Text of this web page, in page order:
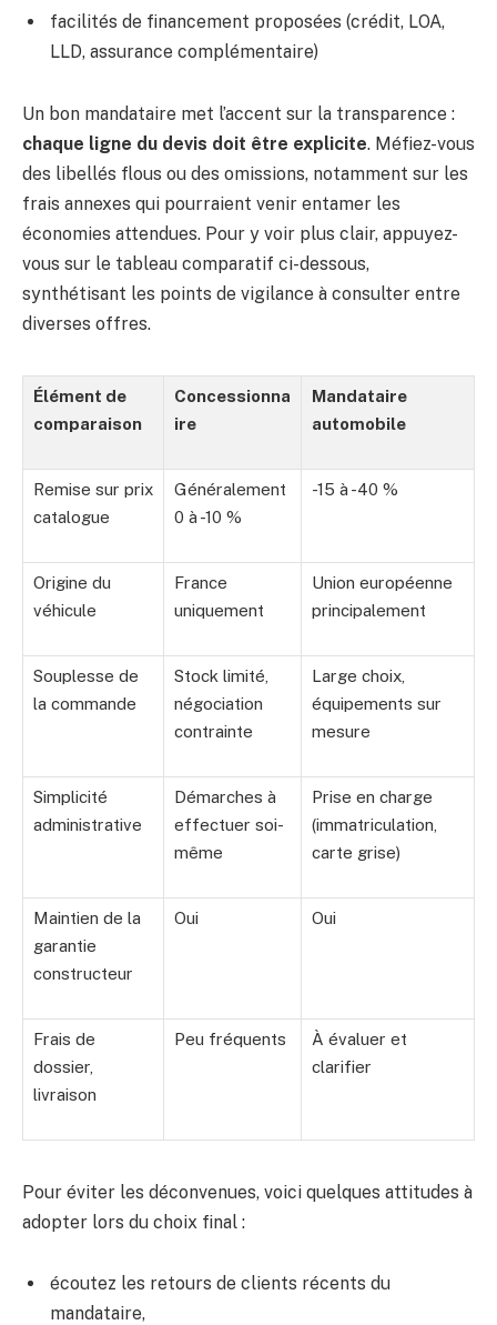
facilités de financement proposées (crédit, LOA,
LLD, assurance complémentaire)
Un bon mandataire met l’accent sur la transparence :
chaque ligne du devis doit être explicite. Méfiez-vous
des libellés flous ou des omissions, notamment sur les
frais annexes qui pourraient venir entamer les
économies attendues. Pour y voir plus clair, appuyez-
vous sur le tableau comparatif ci-dessous,
synthétisant les points de vigilance à consulter entre
diverses offres.
Élément de
comparaison
Concessionna
ire
Mandataire
automobile
Remise sur prix
catalogue
Généralement
0 à -10 %
-15 à -40 %
Origine du
véhicule
France
uniquement
Union européenne
principalement
Souplesse de
la commande
Stock limité,
négociation
contrainte
Large choix,
équipements sur
mesure
Simplicité
administrative
Démarches à
effectuer soi-
même
Prise en charge
(immatriculation,
carte grise)
Maintien de la
garantie
constructeur
Oui Oui
Frais de
dossier,
livraison
Peu fréquents
À évaluer et
clarifier
Pour éviter les déconvenues, voici quelques attitudes à
adopter lors du choix final :
écoutez les retours de clients récents du
mandataire,